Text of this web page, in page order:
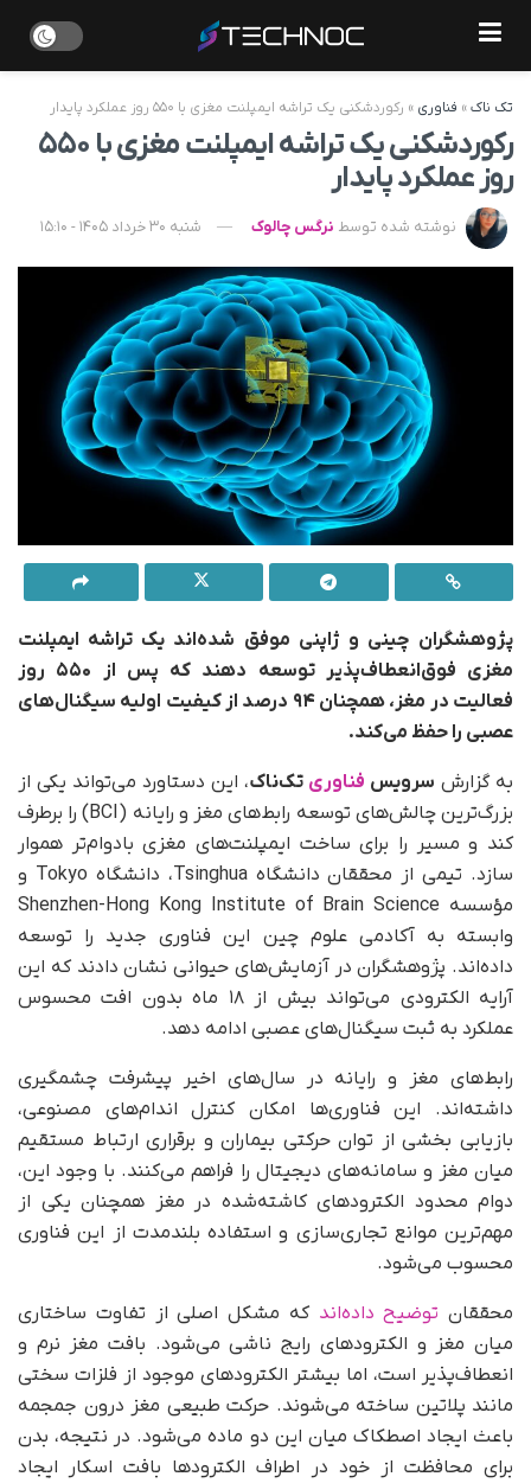
تک ناک» فناوری » رکوردشکنی یک تراشه ایمپلنت مغزی با ۵۵۰ روز عملکرد پایدار
رکوردشکنی یک تراشه ایمپلنت مغزی با ۵۵۰
روز عملکرد پایدار
نوشته شده توسط نرگس چالوک شنبه 30 خرداد 1405 - 15:10
پژوهشگران چینی و ژاپنی موفق شده‌اند یک تراشه ایمپلنت
مغزی فوق‌انعطاف‌پذیر توسعه دهند که پس از ۵۵۰ روز
فعالیت در مغز، همچنان ۹۴ درصد از کیفیت اولیه سیگنال‌های
عصبی را حفظ می‌کند.
به گزارش سرویس فناوری تک‌ناک، این دستاورد می‌تواند یکی از
بزرگ‌ترین چالش‌های توسعه رابط‌های مغز و رایانه (BCI) را برطرف
کند و مسیر را برای ساخت ایمپلنت‌های مغزی بادوام‌تر هموار
سازد. تیمی از محققان دانشگاه Tsinghua، دانشگاه Tokyo و
مؤسسه Shenzhen-Hong Kong Institute of Brain Science
وابسته به آکادمی علوم چین این فناوری جدید را توسعه
داده‌اند. پژوهشگران در آزمایش‌های حیوانی نشان دادند که این
آرایه الکترودی می‌تواند بیش از ۱۸ ماه بدون افت محسوس
عملکرد به ثبت سیگنال‌های عصبی ادامه دهد.
رابط‌های مغز و رایانه در سال‌های اخیر پیشرفت چشمگیری
داشته‌اند. این فناوری‌ها امکان کنترل اندام‌های مصنوعی،
بازیابی بخشی از توان حرکتی بیماران و برقراری ارتباط مستقیم
میان مغز و سامانه‌های دیجیتال را فراهم می‌کنند. با وجود این،
دوام محدود الکترودهای کاشته‌شده در مغز همچنان یکی از
مهم‌ترین موانع تجاری‌سازی و استفاده بلندمدت از این فناوری
محسوب می‌شود.
محققان توضیح داده‌اند که مشکل اصلی از تفاوت ساختاری
میان مغز و الکترودهای رایج ناشی می‌شود. بافت مغز نرم و
انعطاف‌پذیر است، اما بیشتر الکترودهای موجود از فلزات سختی
مانند پلاتین ساخته می‌شوند. حرکت طبیعی مغز درون جمجمه
باعث ایجاد اصطکاک میان این دو ماده می‌شود. در نتیجه، بدن
برای محافظت از خود در اطراف الکترودها بافت اسکار ایجاد